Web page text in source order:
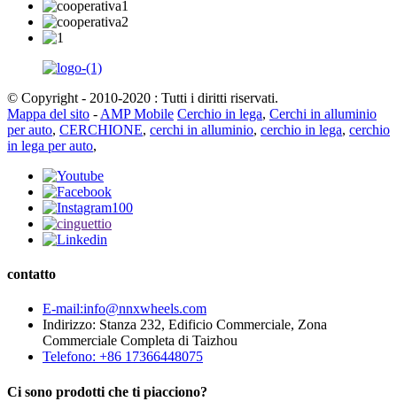
© Copyright - 2010-2020 : Tutti i diritti riservati.
Mappa del sito - AMP Mobile Cerchio in lega, Cerchi in alluminio
per auto, CERCHIONE, cerchi in alluminio, cerchio in lega, cerchio
in lega per auto,
contatto
E-mail:info@nnxwheels.com
Indirizzo: Stanza 232, Edificio Commerciale, Zona
Commerciale Completa di Taizhou
Telefono: +86 17366448075
Ci sono prodotti che ti piacciono?